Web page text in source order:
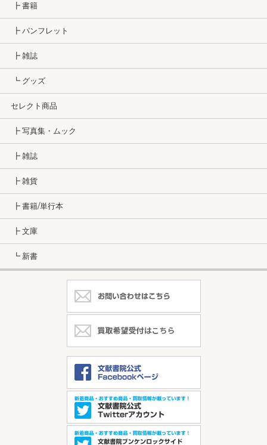
┣ 書籍
┣ パンフレット
┣ 雑誌
┗ グッズ
セレクト商品
┣ 写真集・ムック
┣ 雑誌
┣ 雑貨
┣ 書籍/単行本
┣ 文庫
┗ 新書